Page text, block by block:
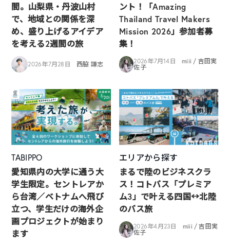
間。山梨県・丹波山村
で、地域との関係を深
め、盛り上げるアイデア
を考える2週間の旅
2026年7月28日 西脇 謙志
ント！「Amazing
Thailand Travel Makers
Mission 2026」参加者募
集！
2026年7月14日
miii / 吉田実
佐子
TABIPPO
愛知県内の大学に通う大
学生限定。セントレアか
ら台湾／ベトナムへ飛び
立つ、学生だけの海外企
画プロジェクトが始まり
ます
エリアから探す
まるで陸のビジネスクラ
ス！コトバス「プレミア
ム3」で叶える四国↔︎北陸
のバス旅
2026年4月23日
miii / 吉田実
佐子